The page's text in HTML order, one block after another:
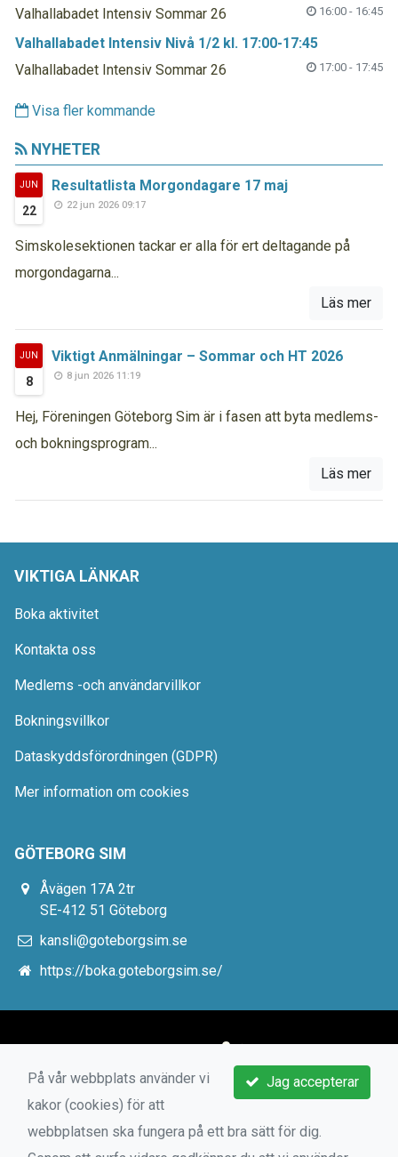
16:00 - 16:45
Valhallabadet Intensiv Sommar 26
Valhallabadet Intensiv Nivå 1/2 kl. 17:00-17:45
17:00 - 17:45
Valhallabadet Intensiv Sommar 26
Visa fler kommande
NYHETER
JUN
22
Resultatlista Morgondagare 17 maj
22 jun 2026 09:17
Simskolesektionen tackar er alla för ert deltagande på
morgondagarna...
Läs mer
JUN
8
Viktigt Anmälningar – Sommar och HT 2026
8 jun 2026 11:19
Hej, Föreningen Göteborg Sim är i fasen att byta medlems-
och bokningsprogram...
Läs mer
VIKTIGA LÄNKAR
Boka aktivitet
Kontakta oss
Medlems -och användarvillkor
Bokningsvillkor
Dataskyddsförordningen (GDPR)
Mer information om cookies
GÖTEBORG SIM
Åvägen 17A 2tr
SE-412 51 Göteborg
kansli@goteborgsim.se
https://boka.goteborgsim.se/
Jag accepterar
På vår webbplats använder vi
kakor (cookies) för att
webbplatsen ska fungera på ett bra sätt för dig.